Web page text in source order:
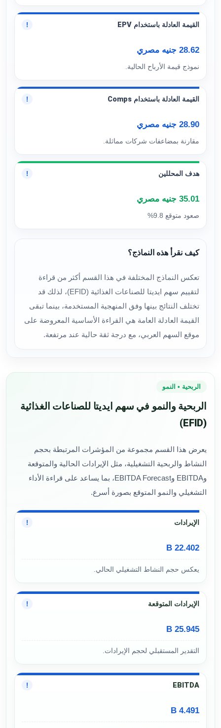
القيمة العادلة باستخدام EPV !
28.62 جنيه مصري
نموذج قيمة الأرباح الحالية.
القيمة العادلة باستخدام Comps !
28.90 جنيه مصري
مقارنة بمضاعفات شركات مماثلة.
هدف المحللين !
35.01 جنيه مصري
صعود متوقع 9.8%
كيف نقرأ هذه النماذج؟
تعكس النماذج المختلفة في هذا القسم أكثر من قراءة
لتقييم سهم ايديتا للصناعات الغذائية (EFID)، لذلك قد
تختلف النتائج بينها وفق المنهجية المستخدمة، بينما تبقى
القيمة العادلة العامة هي القراءة الأساسية المعروضة على
موقع السهم العربي، مع درجة ثقة حالية عند مرتفعة.
الربحية • النمو
الربحية والنمو في سهم ايديتا للصناعات الغذائية
(EFID)
يعرض هذا القسم مجموعة من المؤشرات المرتبطة بحجم
النشاط والربحية التشغيلية، مثل الإيرادات الحالية والمتوقعة
وEBITDA وEBITDA Forecast، بما يساعد على قراءة الأداء
التشغيلي والنمو المتوقع بصورة أسرع.
الإيرادات !
22.402 B
يعكس حجم النشاط التشغيلي الحالي.
الإيرادات المتوقعة !
25.945 B
التقدير المستقبلي لحجم الإيرادات.
EBITDA
!
4.491 B